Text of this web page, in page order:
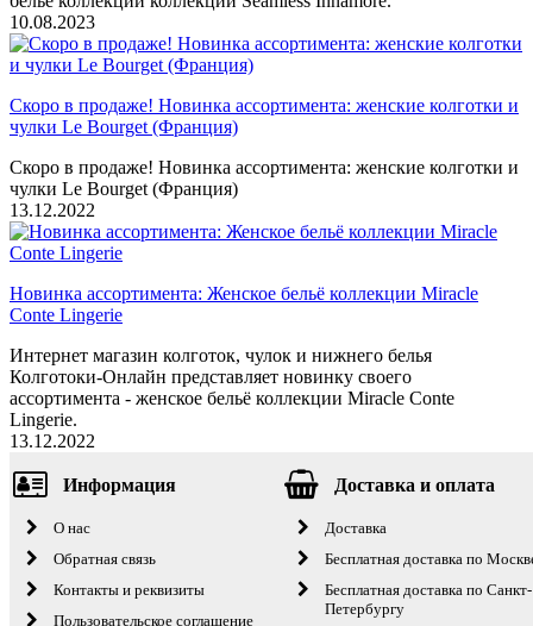
10.08.2023
Скоро в продаже! Новинка ассортимента: женские колготки и
чулки Le Bourget (Франция)
Скоро в продаже! Новинка ассортимента: женские колготки и
чулки Le Bourget (Франция)
13.12.2022
Новинка ассортимента: Женское бельё коллекции Miracle
Conte Lingerie
Интернет магазин колготок, чулок и нижнего белья
Колготоки-Онлайн представляет новинку своего
ассортимента - женское бельё коллекции Miracle Conte
Lingerie.
13.12.2022
Информация
О нас
Обратная связь
Контакты и реквизиты
Пользовательское соглашение
Доставка и оплата
Доставка
Бесплатная доставка по
Бесплатная доставка по Санкт-
Петербургу